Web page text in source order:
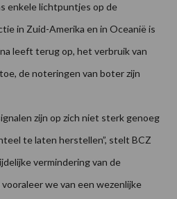
enkele lichtpuntjes op de
in Zuid-Amerika en in Oceanië is
leeft terug op, het verbruik van
de noteringen van boter zijn
zijn op zich niet sterk genoeg
te laten herstellen”, stelt BCZ
vermindering van de
we van een wezenlijke